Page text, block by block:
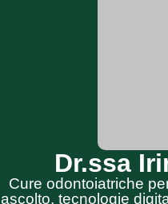
Dr.ssa
Cure odontoiatriche
ascolto, tecnologie